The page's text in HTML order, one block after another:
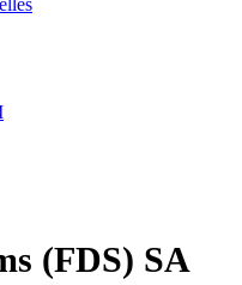
(FDS) SA